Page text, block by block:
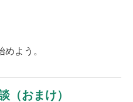
よう。
（おまけ）